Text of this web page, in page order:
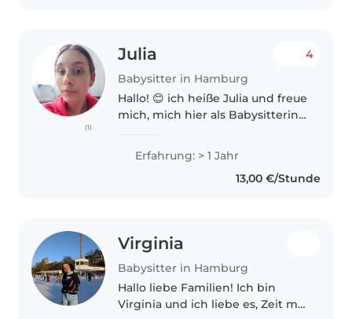
(1)
Julia
Babysitter in Hamburg
4
Hallo! 😊 ich heiße Julia und freue
mich, mich hier als Babysitterin
Jobs über diese App erfolgreich
übernommen und konnte dabei
wertvolle Erfahrungen..
Erfahrung: > 1 Jahr
13,00 €/Stunde
Virginia
Babysitter in Hamburg
Hallo liebe Familien! Ich bin
Virginia und ich liebe es, Zeit mit